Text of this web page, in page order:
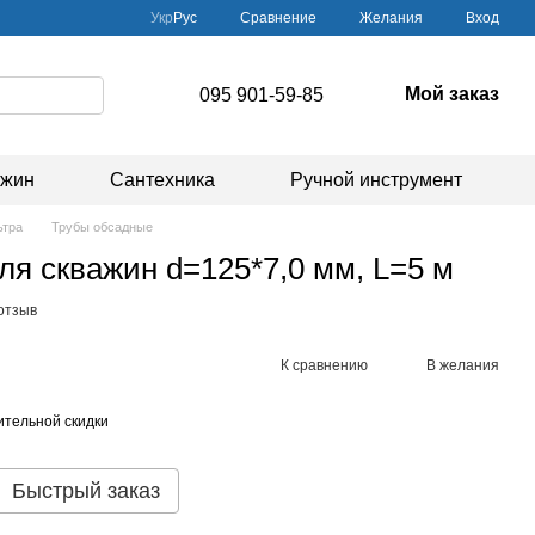
Укр Рус Сравнение Желания Вход
095 901-59-85 Мой заказ
Сантехника Ручной инструмент
Трубы обсадные
скважин d=125*7,0 мм, L=5 м
К сравнению В желания
скидки
Быстрый заказ